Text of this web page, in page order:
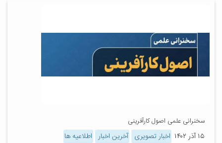
سخنرانی علمی اصول کارآفرینی
۱۵ آذر ۱۴۰۲ اخبار تصویری آخرین اخبار اطلاعیه ها